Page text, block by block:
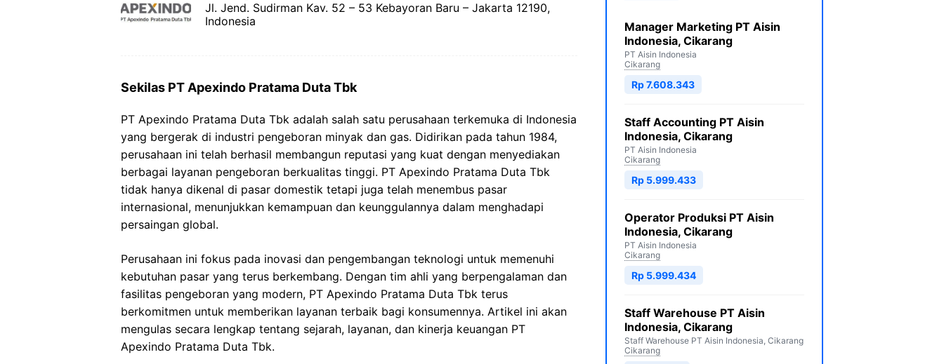
Jl. Jend. Sudirman Kav. 52 – 53 Kebayoran Baru – Jakarta 12190,
Indonesia
Sekilas PT Apexindo Pratama Duta Tbk
PT Apexindo Pratama Duta Tbk adalah salah satu perusahaan terkemuka di Indonesia
yang bergerak di industri pengeboran minyak dan gas. Didirikan pada tahun 1984,
perusahaan ini telah berhasil membangun reputasi yang kuat dengan menyediakan
berbagai layanan pengeboran berkualitas tinggi. PT Apexindo Pratama Duta Tbk
tidak hanya dikenal di pasar domestik tetapi juga telah menembus pasar
internasional, menunjukkan kemampuan dan keunggulannya dalam menghadapi
persaingan global.
Perusahaan ini fokus pada inovasi dan pengembangan teknologi untuk memenuhi
kebutuhan pasar yang terus berkembang. Dengan tim ahli yang berpengalaman dan
fasilitas pengeboran yang modern, PT Apexindo Pratama Duta Tbk terus
berkomitmen untuk memberikan layanan terbaik bagi konsumennya. Artikel ini akan
mengulas secara lengkap tentang sejarah, layanan, dan kinerja keuangan PT
Apexindo Pratama Duta Tbk.
Manager Marketing PT Aisin
Indonesia, Cikarang
PT Aisin Indonesia
Cikarang
Rp 7.608.343
Staff Accounting PT Aisin
Indonesia, Cikarang
PT Aisin Indonesia
Cikarang
Rp 5.999.433
Operator Produksi PT Aisin
Indonesia, Cikarang
PT Aisin Indonesia
Cikarang
Rp 5.999.434
Staff Warehouse PT Aisin
Indonesia, Cikarang
Staff Warehouse PT Aisin Indonesia, Cikarang
Cikarang